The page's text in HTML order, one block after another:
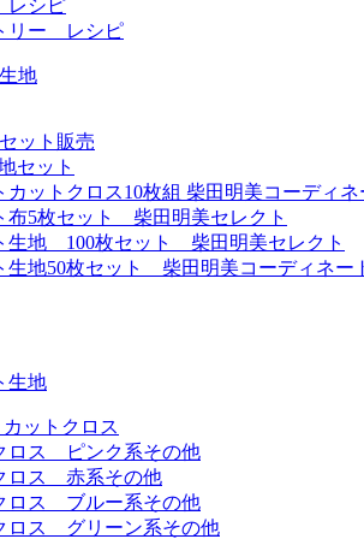
シピ
リー レシピ
地
ット販売
セット
カットクロス10枚組 柴田明美コーディネ
布5枚セット 柴田明美セレクト
生地 100枚セット 柴田明美セレクト
生地50枚セット 柴田明美コーディネー
生地
ットクロス
ロス ピンク系その他
ロス 赤系その他
ロス ブルー系その他
ロス グリーン系その他